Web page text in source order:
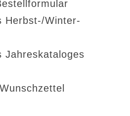
Herbst-/Winter-
Jahreskataloges